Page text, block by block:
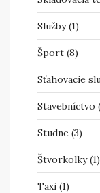
Služby(1)
Šport (8)
Sťahovacie
Stavebníctvo
Studne (3)
Štvorkolky(1)
Taxi (1)